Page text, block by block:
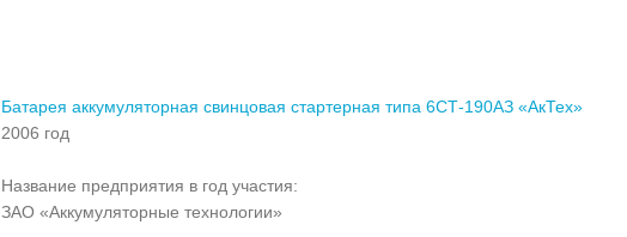
Батарея аккумуляторная свинцовая стартерная типа 6СТ-190АЗ «АкТех»
2006 год
Название предприятия в год участия:
ЗАО «Аккумуляторные технологии»